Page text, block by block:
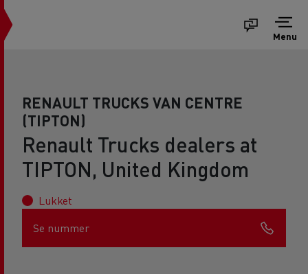
Menu
RENAULT TRUCKS VAN CENTRE
(TIPTON)
Renault Trucks dealers at
TIPTON, United Kingdom
Lukket
Se nummer